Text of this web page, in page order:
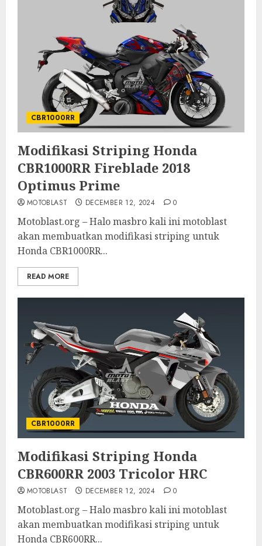
CBR1000RR
Modifikasi Striping Honda
CBR1000RR Fireblade 2018
Optimus Prime
MOTOBLAST DECEMBER 12, 2024 0
Motoblast.org – Halo masbro kali ini motoblast
akan membuatkan modifikasi striping untuk
Honda CBR1000RR...
READ MORE
CBR1000RR
Modifikasi Striping Honda
CBR600RR 2003 Tricolor HRC
MOTOBLAST DECEMBER 12, 2024 0
Motoblast.org – Halo masbro kali ini motoblast
akan membuatkan modifikasi striping untuk
Honda CBR600RR...